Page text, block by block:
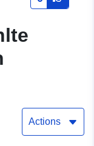
Actions